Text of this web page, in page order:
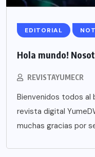
EDITORIAL
Hola mundo!
REVISTAYUMECR
Bienvenidos todos al
revista digital
muchas gracias por